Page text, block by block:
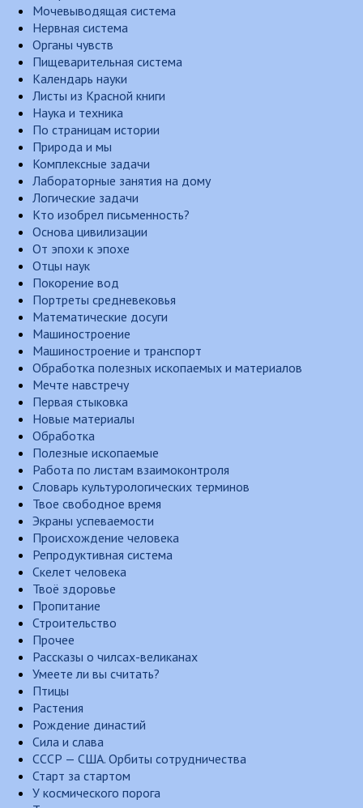
Мочевыводящая система
Нервная система
Органы чувств
Пищеварительная система
Календарь науки
Листы из Красной книги
Наука и техника
По страницам истории
Природа и мы
Комплексные задачи
Лабораторные занятия на дому
Логические задачи
Кто изобрел письменность?
Основа цивилизации
От эпохи к эпохе
Отцы наук
Покорение вод
Портреты средневековья
Математические досуги
Машиностроение
Машиностроение и транспорт
Обработка полезных ископаемых и материалов
Мечте навстречу
Первая стыковка
Новые материалы
Обработка
Полезные ископаемые
Работа по листам взаимоконтроля
Словарь культурологических терминов
Твое свободное время
Экраны успеваемости
Происхождение человека
Репродуктивная система
Скелет человека
Твоё здоровье
Пропитание
Строительство
Прочее
Рассказы о чилсах-великанах
Умеете ли вы считать?
Птицы
Растения
Рождение династий
Сила и слава
СССР — США. Орбиты сотрудничества
Старт за стартом
У космического порога